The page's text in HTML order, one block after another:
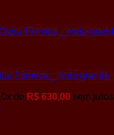
Térmica _ roda grande
x de R$ 630,00 sem juros